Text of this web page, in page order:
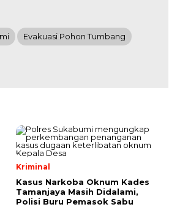
Evakuasi Pohon Tumbang
Kriminal
Kasus Narkoba Oknum Kades
Tamanjaya Masih Didalami,
Polisi Buru Pemasok Sabu